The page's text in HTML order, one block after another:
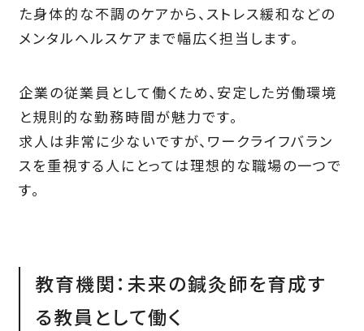
た身体的な不調のケアから、ストレス緩和などの
メンタルヘルスケアまで幅広く担当します。
企業の従業員として働くため、安定した労働環境
と規則的な勤務時間が魅力です。
求人は非常に少ないですが、ワークライフバラン
スを重視する人にとっては理想的な職場の一つで
す。
教育機関：未来の鍼灸師を育成す
る教員として働く